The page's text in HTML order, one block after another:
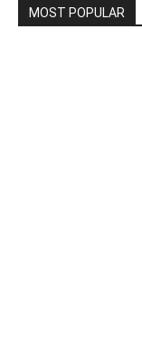
MOST POPULAR